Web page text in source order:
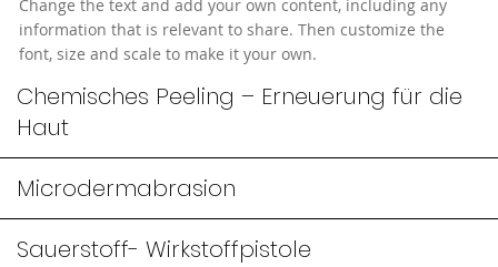
Chemisches Peeling – Erneuerung für die
Haut
Microdermabrasion
Sauerstoff- Wirkstoffpistole
Change the text and add your own content, including any
information that is relevant to share. Then customize the
font, size and scale to make it your own.